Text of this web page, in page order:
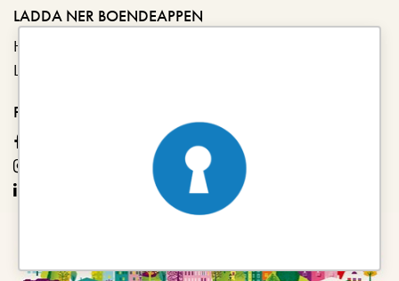
LADDA NER BOENDEAPPEN
Hämta i App Store
Ladda ner på Google Play
FÖLJ OSS